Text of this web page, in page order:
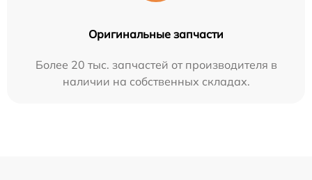
Оригинальные запчасти
Более 20 тыс. запчастей от производителя в
наличии на собственных складах.